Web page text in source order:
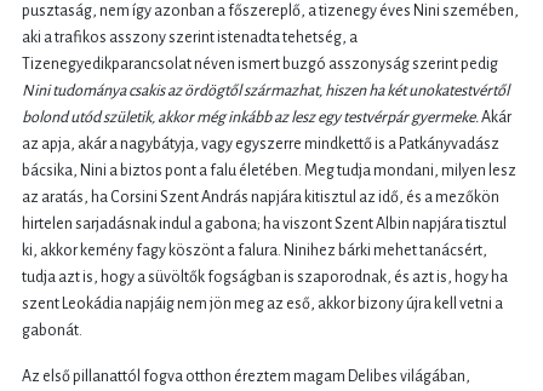
pusztaság, nem így azonban a főszereplő, a tizenegy éves Nini szemében,
aki a trafikos asszony szerint istenadta tehetség, a
Tizenegyedikparancsolat néven ismert buzgó asszonyság szerint pedig
Nini tudománya csakis az ördögtől származhat, hiszen ha két unokatestvértől
bolond utód születik, akkor még inkább az lesz egy testvérpár gyermeke.Akár
az apja, akár a nagybátyja, vagy egyszerre mindkettő is a Patkányvadász
bácsika, Nini a biztos pont a falu életében. Meg tudja mondani, milyen lesz
az aratás, ha Corsini Szent András napjára kitisztul az idő, és a mezőkön
hirtelen sarjadásnak indul a gabona; ha viszont Szent Albin napjára tisztul
ki, akkor kemény fagy köszönt a falura. Ninihez bárki mehet tanácsért,
tudja azt is, hogy a süvöltők fogságban is szaporodnak, és azt is, hogy ha
szent Leokádia napjáig nem jön meg az eső, akkor bizony újra kell vetni a
gabonát.
Az első pillanattól fogva otthon éreztem magam Delibes világában,